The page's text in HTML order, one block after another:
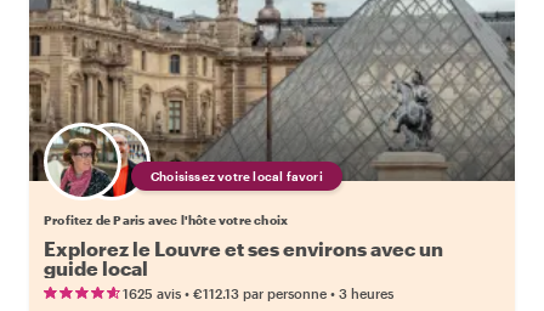
Choisissez votre local favori
Profitez de Paris avec l'hôte votre choix
Explorez le Louvre et ses environs avec un
guide local
1625 avis • €112.13 par personne • 3 heures